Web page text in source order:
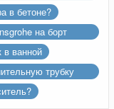
в бетоне?
на борт
в ванной
трубку